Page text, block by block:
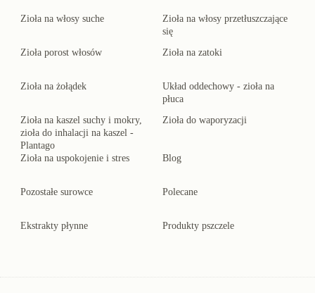
Zioła na włosy suche
Zioła na włosy przetłuszczające
się
Zioła porost włosów
Zioła na zatoki
Zioła na żołądek
Układ oddechowy - zioła na
płuca
Zioła na kaszel suchy i mokry,
zioła do inhalacji na kaszel -
Plantago
Zioła do waporyzacji
Zioła na uspokojenie i stres Blog
Pozostałe surowce Polecane
Ekstrakty płynne Produkty pszczele